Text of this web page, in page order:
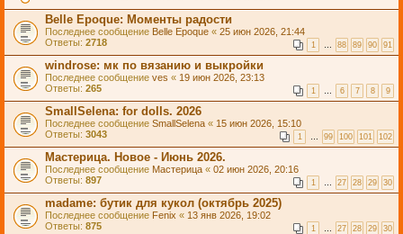
Belle Epoque: Моменты радости
Последнее сообщение Belle Epoque « 25 июн 2026, 21:44
Ответы: 2718 1 … 88 89 90 91
windrose: мк по вязанию и выкройки
Последнее сообщение ves « 19 июн 2026, 23:13
Ответы: 265 1 … 6 7 8 9
SmallSelena: for dolls. 2026
Последнее сообщение SmallSelena « 15 июн 2026, 15:10
Ответы: 3043 1 … 99 100 101 102
Мастерица. Новое - Июнь 2026.
Последнее сообщение Мастерица « 02 июн 2026, 20:16
Ответы: 897 1 … 27 28 29 30
madame: бутик для кукол (октябрь 2025)
Последнее сообщение Fenix « 13 янв 2026, 19:02
Ответы: 875 1 … 27 28 29 30